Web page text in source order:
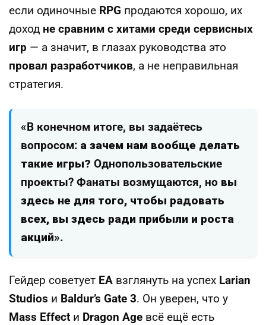
если одиночные RPG продаются хорошо, их
доход не сравним с хитами среди сервисных
игр — а значит, в глазах руководства это
провал разработчиков, а не неправильная
стратегия.
«В конечном итоге, вы задаётесь
вопросом: а зачем нам вообще делать
такие игры? Однопользовательские
проекты? Фанаты возмущаются, но вы
здесь не для того, чтобы радовать
всех, вы здесь ради прибыли и роста
акций».
Гейдер советует EA взглянуть на успех Larian
Studios и Baldur’s Gate 3. Он уверен, что у
Mass Effect и Dragon Age всё ещё есть